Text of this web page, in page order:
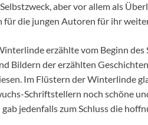
aber vor allem als
für die jungen Autoren für ihr
erzählte vom Beginn
Bildern der erzählten
Im Flüstern der Winterlinde
Schriftstellern noch schöne
jedenfalls zum Schluss die